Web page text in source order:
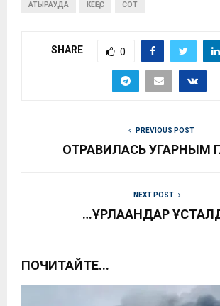
АТЫРАУДА КЕҢЕС СОТ
SHARE 0
PREVIOUS POST
ОТРАВИЛАСЬ УГАРНЫМ
NEXT POST
…ҰРЛАҒАНДАР
ПОЧИТАЙТЕ...